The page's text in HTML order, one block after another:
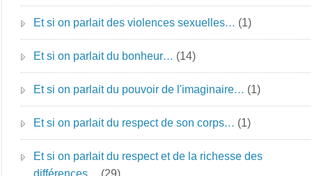
Et si on parlait des violences sexuelles… (1)
Et si on parlait du bonheur… (14)
Et si on parlait du pouvoir de l'imaginaire… (1)
Et si on parlait du respect de son corps… (1)
Et si on parlait du respect et de la richesse des
différences… (29)